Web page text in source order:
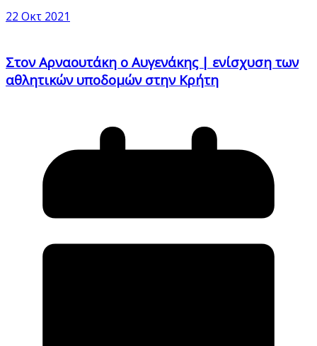
22 Οκτ 2021
Στον Αρναουτάκη ο Αυγενάκης | ενίσχυση των
αθλητικών υποδομών στην Κρήτη